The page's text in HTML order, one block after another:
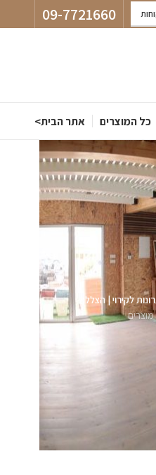
09-7721660
כל המוצרים אתר הבית>
לקירוי | הצללה